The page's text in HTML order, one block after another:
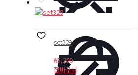
set329
₩5,200
장바구니